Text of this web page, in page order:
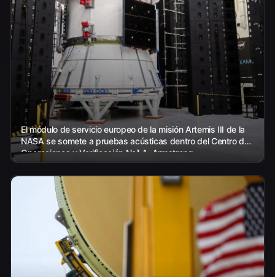
El módulo de servicio europeo de la misión Artemis III de la
NASA se somete a pruebas acústicas dentro del Centro de
Operaciones y Verificación Neil A. Armstrong...